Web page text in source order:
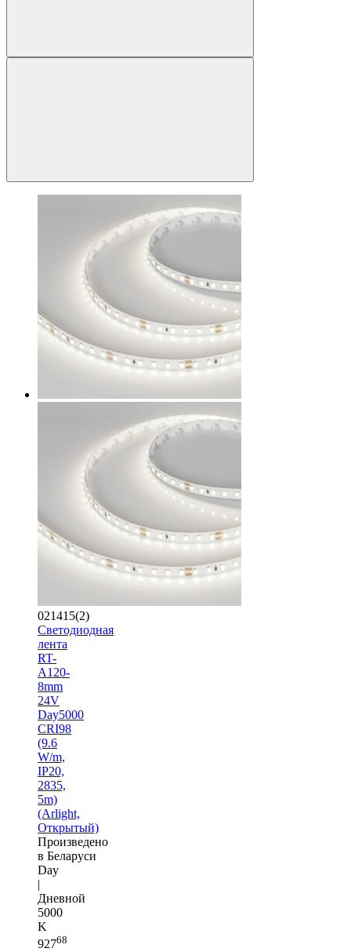
021415(2)
Светодиодная
лента
RT-
A120-
8mm
24V
Day5000
CRI98
(9.6
W/m,
IP20,
2835,
5m)
(Arlight,
Открытый)
Произведено
в Беларуси
Day
|
Дневной
5000
K
92768